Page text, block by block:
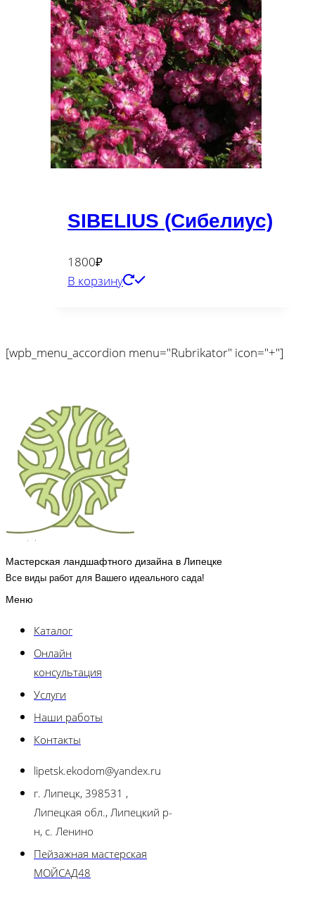
SIBELIUS (Сибелиус)
1800₽
В корзину
[wpb_menu_accordion menu="Rubrikator" icon="+"]
Мастерская ландшафтного дизайна в Липецке
Все виды работ для Вашего идеального сада!
Меню
Каталог
Онлайн
консультация
Услуги
Наши работы
Контакты
lipetsk.ekodom@yandex.ru
г. Липецк, 398531 ,
Липецкая обл., Липецкий р-
н, с. Ленино
Пейзажная мастерская
МОЙСАД48